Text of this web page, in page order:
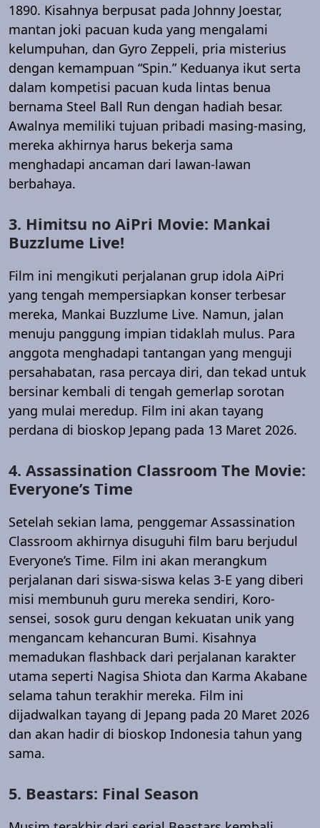
1890. Kisahnya berpusat pada Johnny Joestar,
mantan joki pacuan kuda yang mengalami
kelumpuhan, dan Gyro Zeppeli, pria misterius
dengan kemampuan “Spin.” Keduanya ikut serta
dalam kompetisi pacuan kuda lintas benua
bernama Steel Ball Run dengan hadiah besar.
Awalnya memiliki tujuan pribadi masing-masing,
mereka akhirnya harus bekerja sama
menghadapi ancaman dari lawan-lawan
berbahaya.
3. Himitsu no AiPri Movie: Mankai
Buzzlume Live!
Film ini mengikuti perjalanan grup idola AiPri
yang tengah mempersiapkan konser terbesar
mereka, Mankai Buzzlume Live. Namun, jalan
menuju panggung impian tidaklah mulus. Para
anggota menghadapi tantangan yang menguji
persahabatan, rasa percaya diri, dan tekad untuk
bersinar kembali di tengah gemerlap sorotan
yang mulai meredup. Film ini akan tayang
perdana di bioskop Jepang pada 13 Maret 2026.
4. Assassination Classroom The Movie:
Everyone’s Time
Setelah sekian lama, penggemar Assassination
Classroom akhirnya disuguhi film baru berjudul
Everyone’s Time. Film ini akan merangkum
perjalanan dari siswa-siswa kelas 3-E yang diberi
misi membunuh guru mereka sendiri, Koro-
sensei, sosok guru dengan kekuatan unik yang
mengancam kehancuran Bumi. Kisahnya
memadukan flashback dari perjalanan karakter
utama seperti Nagisa Shiota dan Karma Akabane
selama tahun terakhir mereka. Film ini
dijadwalkan tayang di Jepang pada 20 Maret 2026
dan akan hadir di bioskop Indonesia tahun yang
sama.
5. Beastars: Final Season